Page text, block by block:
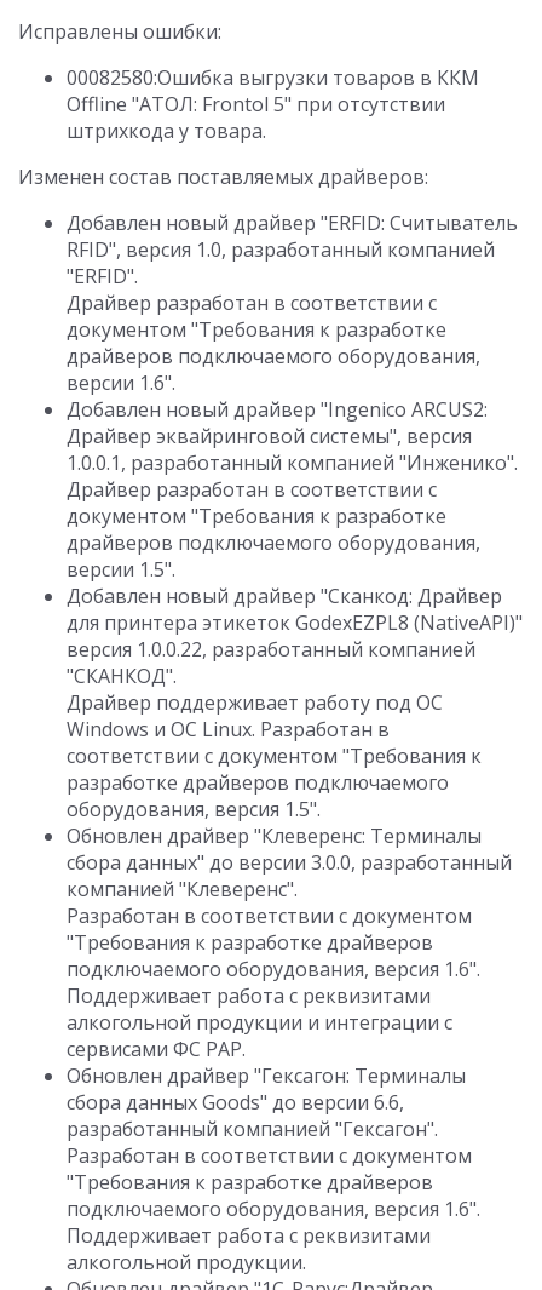
Исправлены ошибки:
00082580:Ошибка выгрузки товаров в ККМ
Offline "АТОЛ: Frontol 5" при отсутствии
штрихкода у товара.
Изменен состав поставляемых драйверов:
Добавлен новый драйвер "ERFID: Считыватель
RFID", версия 1.0, разработанный компанией
"ERFID".
Драйвер разработан в соответствии с
документом "Требования к разработке
драйверов подключаемого оборудования,
версии 1.6".
Добавлен новый драйвер "Ingenico ARCUS2:
Драйвер эквайринговой системы", версия
1.0.0.1, разработанный компанией "Инженико".
Драйвер разработан в соответствии с
документом "Требования к разработке
драйверов подключаемого оборудования,
версии 1.5".
Добавлен новый драйвер "Сканкод: Драйвер
для принтера этикеток GodexEZPL8 (NativeAPI)"
версия 1.0.0.22, разработанный компанией
"СКАНКОД".
Драйвер поддерживает работу под ОС
Windows и ОС Linux. Разработан в
соответствии с документом "Требования к
разработке драйверов подключаемого
оборудования, версия 1.5".
Обновлен драйвер "Клеверенс: Терминалы
сбора данных" до версии 3.0.0, разработанный
компанией "Клеверенс".
Разработан в соответствии с документом
"Требования к разработке драйверов
подключаемого оборудования, версия 1.6".
Поддерживает работа с реквизитами
алкогольной продукции и интеграции с
сервисами ФС РАР.
Обновлен драйвер "Гексагон: Терминалы
сбора данных Goods" до версии 6.6,
разработанный компанией "Гексагон".
Разработан в соответствии с документом
"Требования к разработке драйверов
подключаемого оборудования, версия 1.6".
Поддерживает работа с реквизитами
алкогольной продукции.